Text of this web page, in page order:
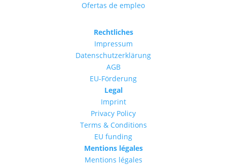
Ofertas de empleo
Rechtliches
Impressum
Datenschutzerklärung
AGB
EU-Förderung
Legal
Imprint
Privacy Policy
Terms & Conditions
EU funding
Mentions légales
Mentions légales